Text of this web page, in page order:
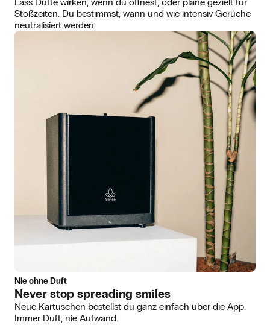
Stoßzeiten. Du bestimmst, wann und wie intensiv Gerüche
neutralisiert werden.
Nie ohne Duft
Never stop spreading smiles
Neue Kartuschen bestellst du ganz einfach über die App.
Immer Duft, nie Aufwand.